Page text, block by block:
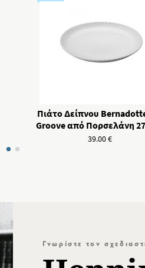
Πιάτο Δείπνου
Groove από Πορσελάνη
39.00€
Γνωρίστε τον